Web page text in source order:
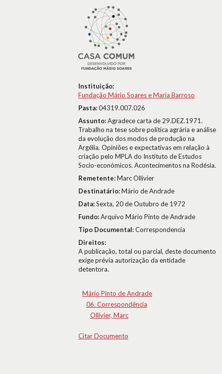
Instituição:
Fundação Mário Soares e Maria Barroso
Pasta:04319.007.026
Assunto:Agradece carta de 29.DEZ.1971.
Trabalho na tese sobre política agrária e análise
da evolução dos modos de produção na
Argélia. Opiniões e expectativas em relação à
criação pelo MPLA do Instituto de Estudos
Socio-económicos. Acontecimentos na Rodésia.
Remetente:Marc Ollivier
Destinatário:Mário de Andrade
Data:Sexta, 20 de Outubro de 1972
Fundo:Arquivo Mário Pinto de Andrade
Tipo Documental:Correspondencia
Direitos:
A publicação, total ou parcial, deste documento
exige prévia autorização da entidade
detentora.
Mário Pinto de Andrade
06. Correspondência
Ollivier, Marc
Citar Documento